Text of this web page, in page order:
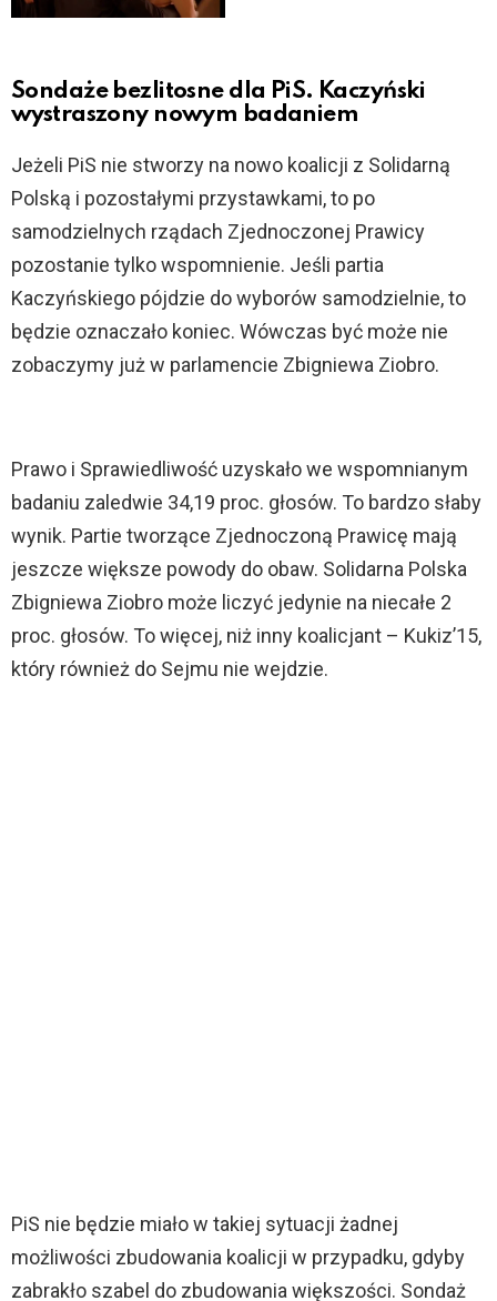
Sondaże bezlitosne dla PiS. Kaczyński
wystraszony nowym badaniem
Jeżeli PiS nie stworzy na nowo koalicji z Solidarną
Polską i pozostałymi przystawkami, to po
samodzielnych rządach Zjednoczonej Prawicy
pozostanie tylko wspomnienie. Jeśli partia
Kaczyńskiego pójdzie do wyborów samodzielnie, to
będzie oznaczało koniec. Wówczas być może nie
zobaczymy już w parlamencie Zbigniewa Ziobro.
Prawo i Sprawiedliwość uzyskało we wspomnianym
badaniu zaledwie 34,19 proc. głosów. To bardzo słaby
wynik. Partie tworzące Zjednoczoną Prawicę mają
jeszcze większe powody do obaw. Solidarna Polska
Zbigniewa Ziobro może liczyć jedynie na niecałe 2
proc. głosów. To więcej, niż inny koalicjant – Kukiz’15,
który również do Sejmu nie wejdzie.
PiS nie będzie miało w takiej sytuacji żadnej
możliwości zbudowania koalicji w przypadku, gdyby
zabrakło szabel do zbudowania większości. Sondaż